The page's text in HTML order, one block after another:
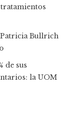
Bullrich
de sus
la UOM